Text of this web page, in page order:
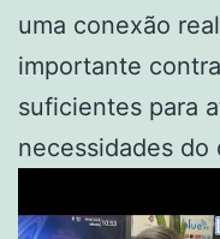
uma conexão
importante
suficientes para
necessidades do